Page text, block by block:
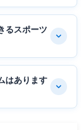
るスポーツ
はあります